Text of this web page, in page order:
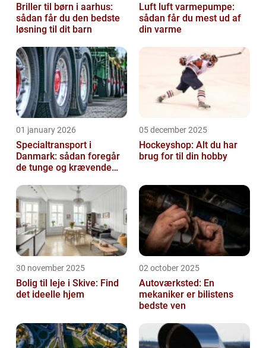
Briller til børn i aarhus:
sådan får du den bedste
løsning til dit barn
Luft luft varmepumpe:
sådan får du mest ud af
din varme
01 january 2026
Specialtransport i
Danmark: sådan foregår
de tunge og krævende
05 december 2025
Hockeyshop: Alt du har
brug for til din hobby
30 november 2025
Bolig til leje i Skive: Find
det ideelle hjem
02 october 2025
Autoværksted: En
mekaniker er bilistens
bedste ven